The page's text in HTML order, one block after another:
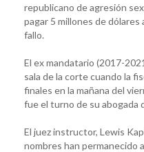
republicano de agresión
pagar 5 millones de dólares
fallo.
El ex mandatario (2017-
sala de la corte cuando la
finales en la mañana del
fue el turno de su abogada
El juez instructor, Lewis
nombres han permanecido